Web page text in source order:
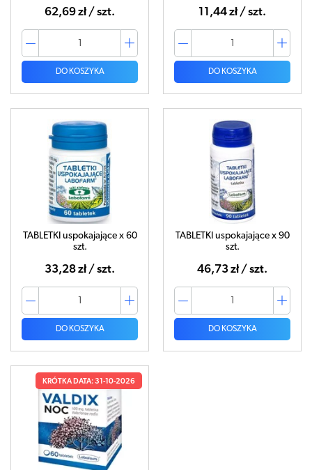
62,69 zł / szt.
DO KOSZYKA
11,44 zł / szt.
DO KOSZYKA
TABLETKI uspokajające x 60
szt.
33,28 zł / szt.
DO KOSZYKA
TABLETKI uspokajające x 90
szt.
46,73 zł / szt.
DO KOSZYKA
KRÓTKA DATA: 31-10-2026